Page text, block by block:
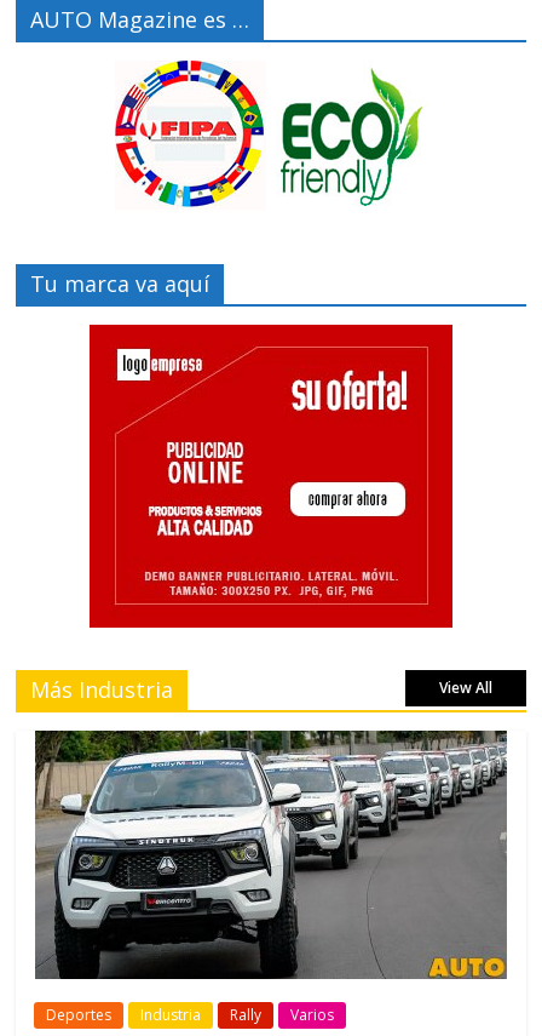
AUTO Magazine es …
Tu marca va aquí
Más Industria View All
Deportes Industria Rally Varios